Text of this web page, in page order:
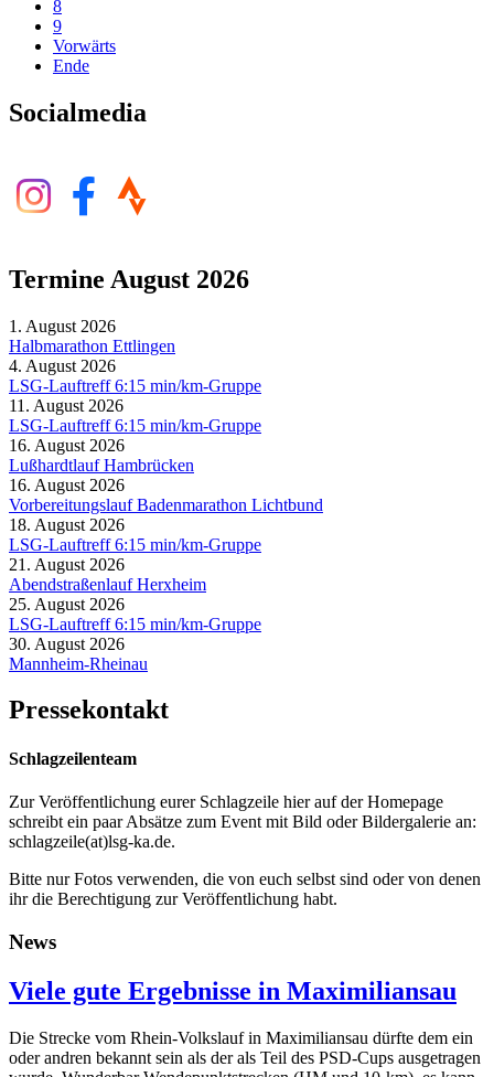
8
9
Vorwärts
Ende
Socialmedia
Termine August 2026
1. August 2026
Halbmarathon Ettlingen
4. August 2026
LSG-Lauftreff 6:15 min/km-Gruppe
11. August 2026
LSG-Lauftreff 6:15 min/km-Gruppe
16. August 2026
Lußhardtlauf Hambrücken
16. August 2026
Vorbereitungslauf Badenmarathon Lichtbund
18. August 2026
LSG-Lauftreff 6:15 min/km-Gruppe
21. August 2026
Abendstraßenlauf Herxheim
25. August 2026
LSG-Lauftreff 6:15 min/km-Gruppe
30. August 2026
Mannheim-Rheinau
Pressekontakt
Schlagzeilenteam
Zur Veröffentlichung eurer Schlagzeile hier auf der Homepage
schreibt ein paar Absätze zum Event mit Bild oder Bildergalerie an:
schlagzeile(at)lsg-ka.de.
Bitte nur Fotos verwenden, die von euch selbst sind oder von denen
ihr die Berechtigung zur Veröffentlichung habt.
News
Viele gute Ergebnisse in Maximiliansau
Die Strecke vom Rhein-Volkslauf in Maximiliansau dürfte dem ein
oder andren bekannt sein als der als Teil des PSD-Cups ausgetragen